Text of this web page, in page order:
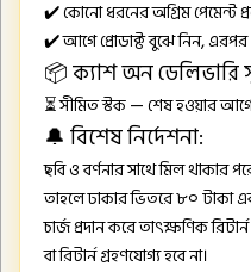
✔️ কোনো ধরনের অগ্রিম পেমেন্ট
✔️ আগে প্রোডাক্ট বুঝে নিন,
📦 ক্যাশ অন ডেলিভারি
⏳ সীমিত স্টক — শেষ হওয়ার
🔔 বিশেষ নির্দেশনা:
ছবি ও বর্ণনার সাথে মিল থাকার
তাহলে ঢাকার ভিতরে ৮০ টাকা
চার্জ প্রদান করে তাৎক্ষণিক
বা রিটার্ন গ্রহণযোগ্য হবে না।